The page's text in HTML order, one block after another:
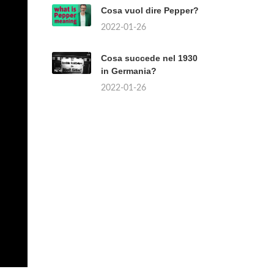
Cosa vuol dire Pepper?
2022-01-26
Cosa succede nel 1930
in Germania?
2022-01-26